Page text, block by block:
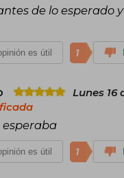
de lo esperado
es útil 1
Lunes 16
esperaba
es útil 1